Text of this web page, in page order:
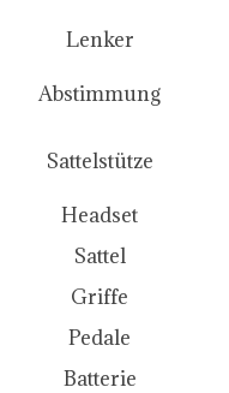
Lenker
Abstimmung
Sattelstütze
Headset
Sattel
Griffe
Pedale
Batterie